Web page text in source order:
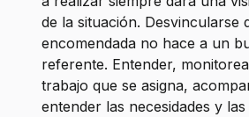
de la situación. Desvincularse
encomendada no hace a un
referente. Entender,
trabajo que se asigna,
entender las necesidades y